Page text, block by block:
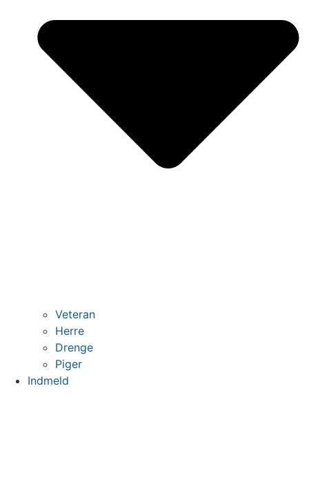
Veteran
Herre
Drenge
Piger
Indmeld